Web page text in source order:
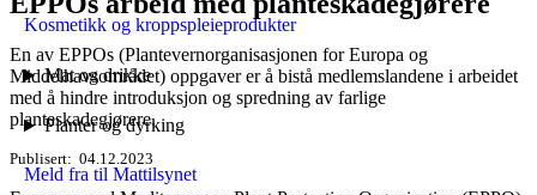
Kosmetikk og kroppspleieprodukter
Mat og drikke
Planter og dyrking
Meld fra til Mattilsynet
En av EPPOs (Plantevernorganisasjonen for Europa og
Middelhavsområdet) oppgaver er å bistå medlemslandene i arbeidet
med å hindre introduksjon og spredning av farlige
planteskadegjørere.
Publisert 04.12.2023